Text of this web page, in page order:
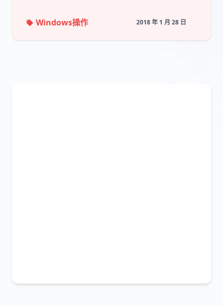
Windows操作 2018 年 1 月 28 日